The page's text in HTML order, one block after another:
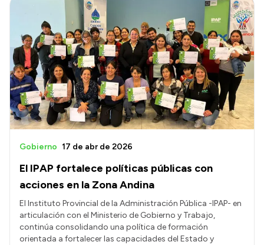
El IPAP fortalece políticas públicas con
acciones en la Zona Andina
Gobierno 17 de abr de 2026
El Instituto Provincial de la Administración Pública -IPAP- en
articulación con el Ministerio de Gobierno y Trabajo,
continúa consolidando una política de formación
orientada a fortalecer las capacidades del Estado y